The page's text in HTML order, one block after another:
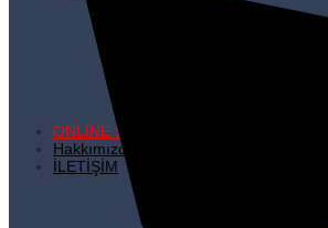
ONLINE SATIŞ
Hakkımızda
İLETİŞİM